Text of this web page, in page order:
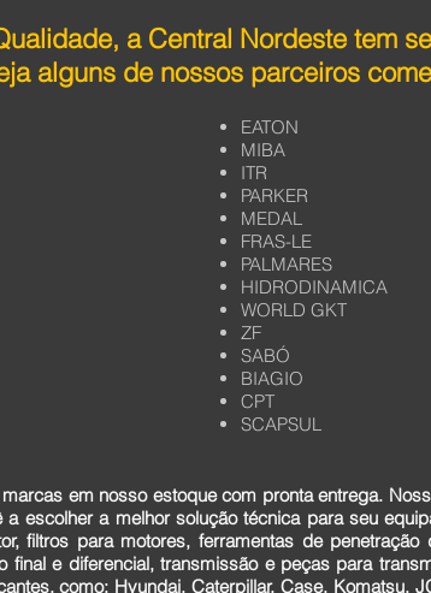
a Central Nordeste tem
alguns de nossos parceiros
EATON
MIBA
ITR
PARKER
MEDAL
FRAS-LE
PALMARES
HIDRODINAMICA
WORLD GKT
ZF
SABÓ
BIAGIO
CPT
SCAPSUL
em nosso estoque com pronta entrega.
escolher a melhor solução técnica para seu
filtros para motores, ferramentas de
final e diferencial, transmissão e peças para
como: Hyundai, Caterpillar, Case, Komatsu,